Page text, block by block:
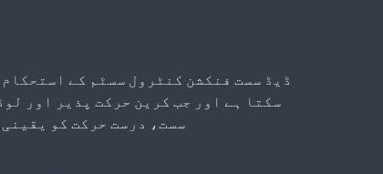
ڈیڈ سست فنکشن کنٹرول سسٹم کے استحکام
سکتا ہے اور جب کرین حرکت پذیر اور
سست، درست حرکت کو یقینی